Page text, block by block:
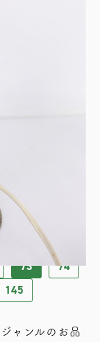
73 74
145
ャンルのお品